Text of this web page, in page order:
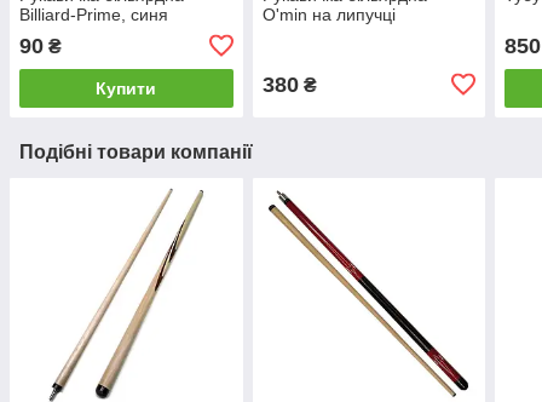
Billiard-Prime, синя
90 ₴
Купити
O'min на липучці
380₴
850
Подібні товари компанії